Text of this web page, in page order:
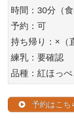
時間：30分（食
予約：可
持ち帰り：×（
練乳：要確認
品種：紅ほっ
予約はこち